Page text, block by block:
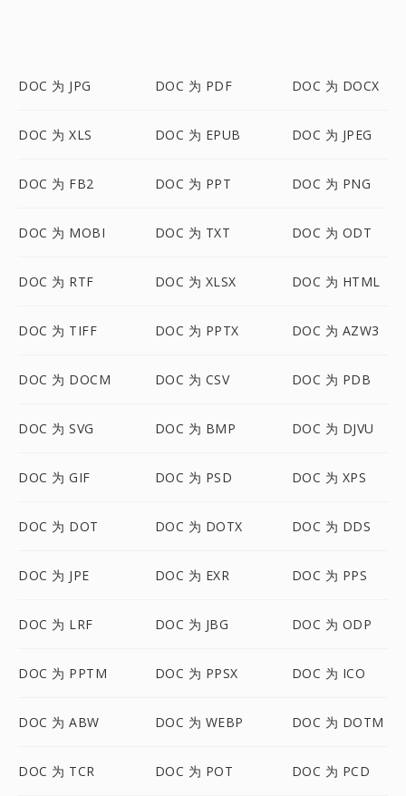
DOC 为 JPG DOC 为 PDF DOC 为 DOCX
DOC 为 XLS DOC 为 EPUB DOC 为 JPEG
DOC 为 FB2 DOC 为 PPT DOC 为 PNG
DOC 为 MOBI DOC 为 TXT DOC 为 ODT
DOC 为 RTF DOC 为 XLSX DOC 为 HTML
DOC 为 TIFF DOC 为 PPTX DOC 为 AZW3
DOC 为 DOCM DOC 为 CSV DOC 为 PDB
DOC 为 SVG DOC 为 BMP DOC 为 DJVU
DOC 为 GIF DOC 为 PSD DOC 为 XPS
DOC 为 DOT DOC 为 DOTX DOC 为 DDS
DOC 为 JPE DOC 为 EXR DOC 为 PPS
DOC 为 LRF DOC 为 JBG DOC 为 ODP
DOC 为 PPTM DOC 为 PPSX DOC 为 ICO
DOC 为 ABW DOC 为 WEBP DOC 为 DOTM
DOC 为 TCR DOC 为 POT DOC 为 PCD